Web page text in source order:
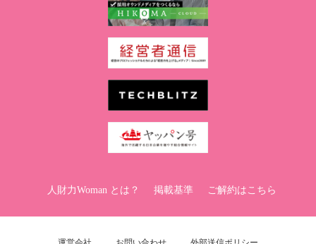
人財力Woman とは？ 掲載基準 ご解約はこちら